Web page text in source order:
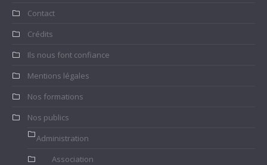
Contact
Crédits
Ils nous font confiance
Mentions légales
Nos formations
Nos publics
Administration
Association